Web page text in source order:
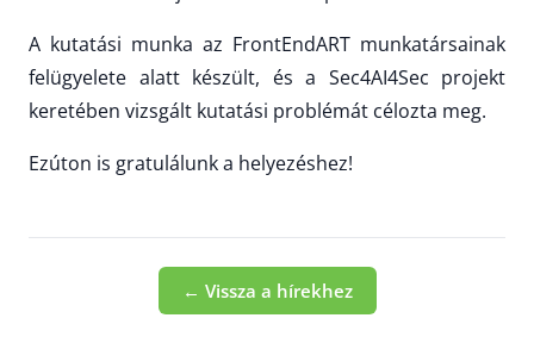
A kutatási munka az FrontEndART munkatársainak
felügyelete alatt készült, és a Sec4AI4Sec projekt
keretében vizsgált kutatási problémát célozta meg.
Ezúton is gratulálunk a helyezéshez!
← Vissza a hírekhez